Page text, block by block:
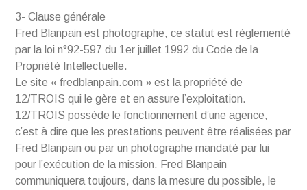
3- Clause générale
Fred Blanpain est photographe, ce statut est réglementé
par la loi n°92-597 du 1er juillet 1992 du Code de la
Propriété Intellectuelle.
Le site « fredblanpain.com » est la propriété de
12/TROIS qui le gère et en assure l’exploitation.
12/TROIS possède le fonctionnement d’une agence,
c’est à dire que les prestations peuvent être réalisées par
Fred Blanpain ou par un photographe mandaté par lui
pour l’exécution de la mission. Fred Blanpain
communiquera toujours, dans la mesure du possible, le